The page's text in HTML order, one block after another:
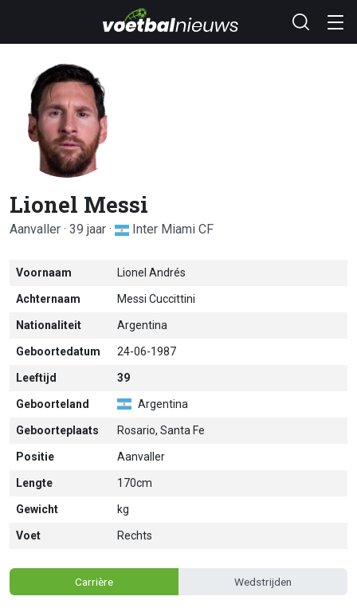
Lionel Messi
Aanvaller · 39 jaar · Inter Miami CF
Voornaam Lionel Andrés
Achternaam Messi Cuccittini
Nationaliteit Argentina
Geboortedatum 24-06-1987
Leeftijd 39
Geboorteland Argentina
Geboorteplaats Rosario, Santa Fe
Positie Aanvaller
Lengte 170cm
Gewicht kg
Voet Rechts
Carrière Wedstrijden